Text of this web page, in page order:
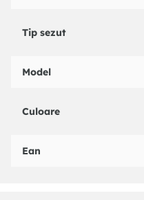
Tip sezut
Model
Culoare
Ean